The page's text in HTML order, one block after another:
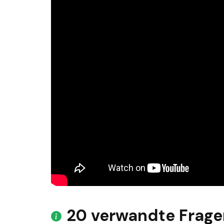
20 verwandte